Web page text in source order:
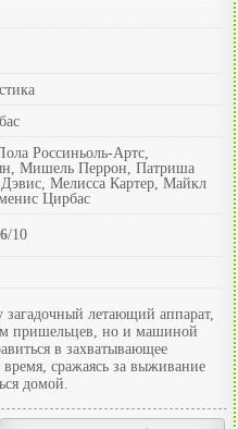
Россиньоль-Артс,
Мишель Перрон, Патриша
Мелисса Картер, Майкл
Цирбас
/10
летающий аппарат,
пришельцев, но и машиной
в захватывающее
время, сражаясь за выживание
домой.